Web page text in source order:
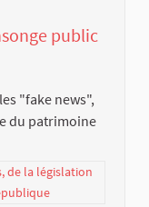
public
"fake news",
du patrimoine
de la législation